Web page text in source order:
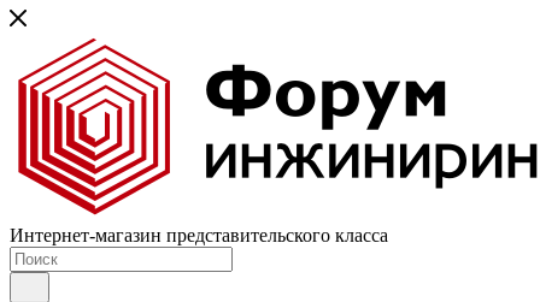
Интернет-магазин представительского класса